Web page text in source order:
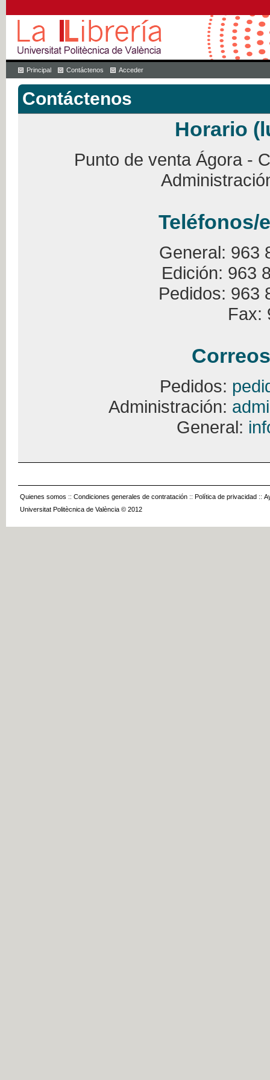
Principal Contáctenos Acceder
Contáctenos
Horario
Punto de venta Ágora -
Teléfonos/
General: 963
Edición: 963
Pedidos: 963
Fax:
Pedidos:
Administración:
General:
Quienes somos :: Condiciones generales de contratación :: Política de privacidad ::
Universitat Politècnica de València © 2012